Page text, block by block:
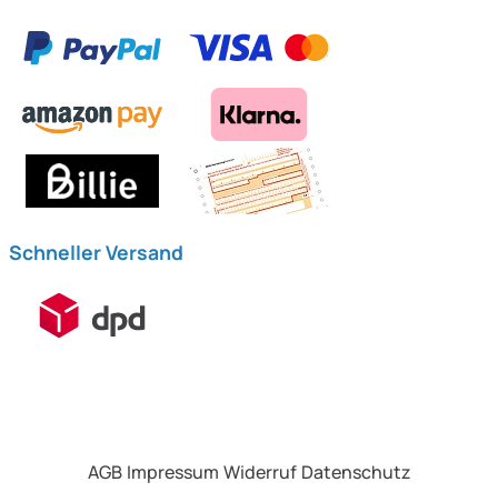
Schneller Versand
AGB Impressum Widerruf Datenschutz